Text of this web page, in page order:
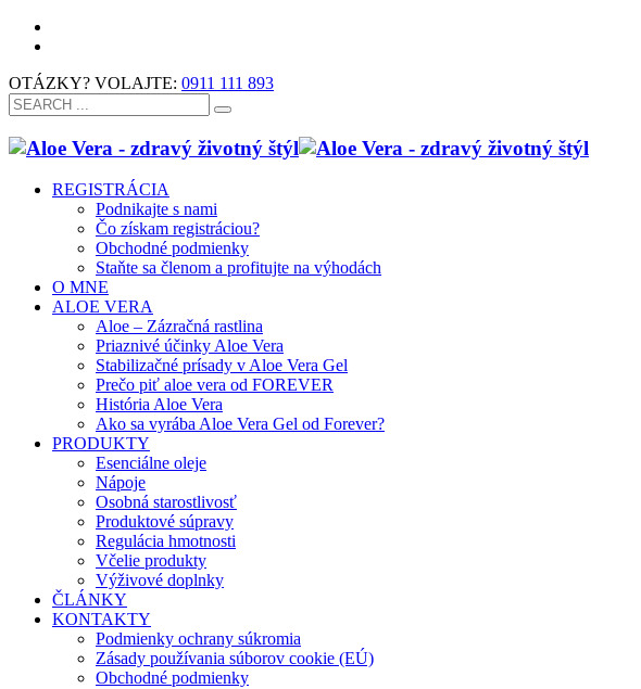
OTÁZKY? VOLAJTE: 0911 111 893
REGISTRÁCIA
Podnikajte s nami
Čo získam registráciou?
Obchodné podmienky
Staňte sa členom a profitujte na výhodách
O MNE
ALOE VERA
Aloe – Zázračná rastlina
Priaznivé účinky Aloe Vera
Stabilizačné prísady v Aloe Vera Gel
Prečo piť aloe vera od FOREVER
História Aloe Vera
Ako sa vyrába Aloe Vera Gel od Forever?
PRODUKTY
Esenciálne oleje
Nápoje
Osobná starostlivosť
Produktové súpravy
Regulácia hmotnosti
Včelie produkty
Výživové doplnky
ČLÁNKY
KONTAKTY
Podmienky ochrany súkromia
Zásady používania súborov cookie (EÚ)
Obchodné podmienky